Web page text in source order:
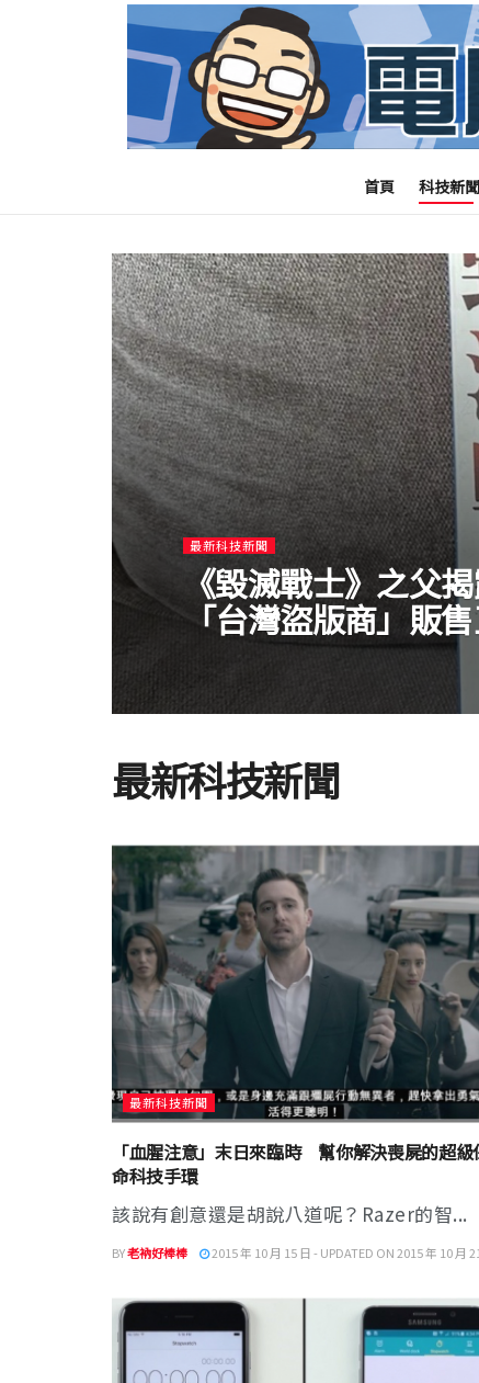
首頁 科技新聞
最新科技新聞
《毀滅戰士》之父
「台灣盜版商」販
最新科技新聞
最新科技新聞
「血腥注意」末日來臨時 幫你解決喪屍的超級
命科技手環
該說有創意還是胡說八道呢？Razer的智...
BY老衲好棒棒 2015 年 10 月 15 日 - UPDATED ON 2015 年 10 月